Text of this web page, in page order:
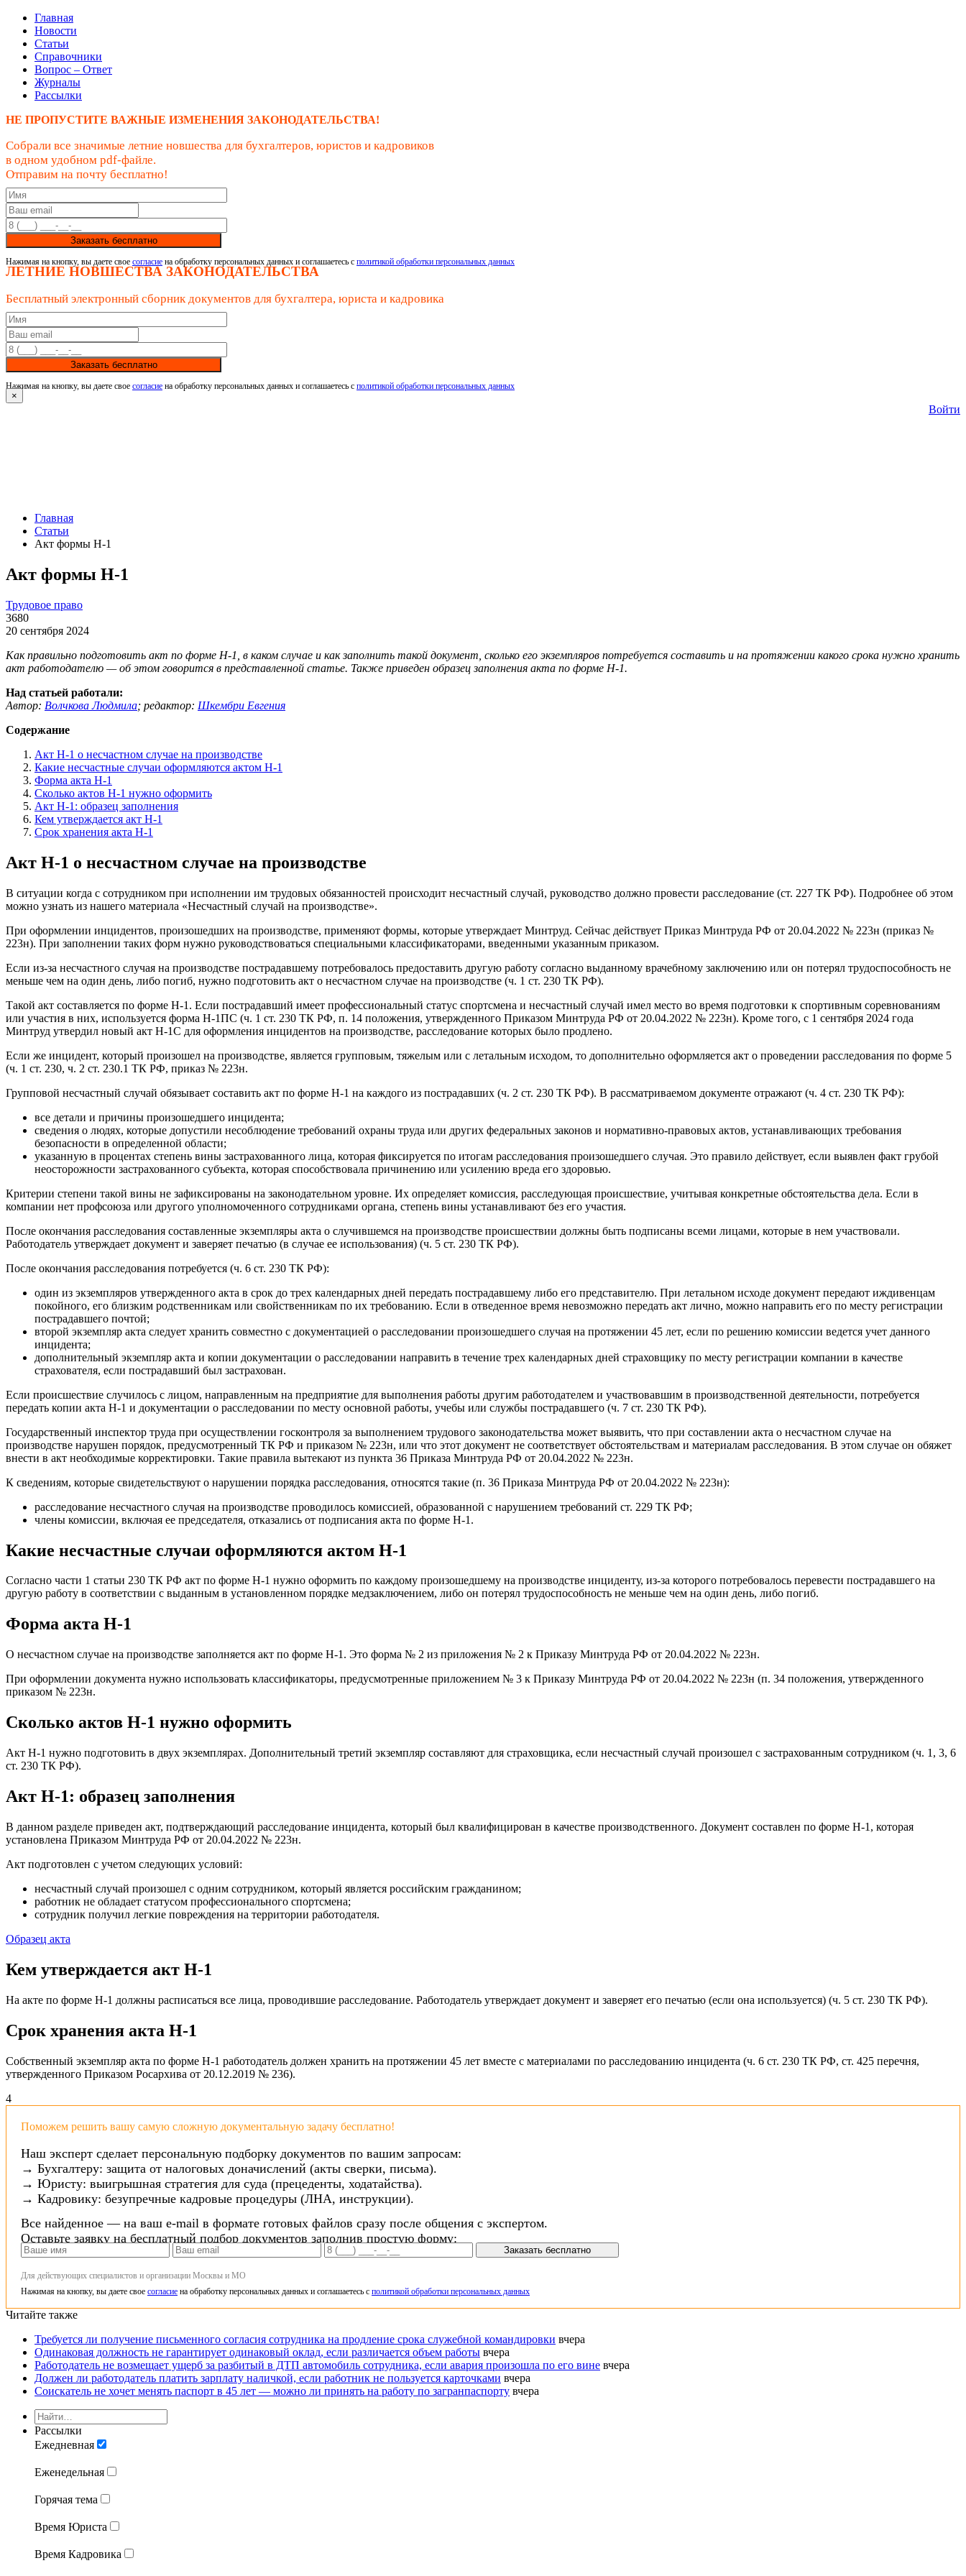
Главная
Новости
Статьи
Справочники
Вопрос – Ответ
Журналы
Рассылки
НЕ ПРОПУСТИТЕ ВАЖНЫЕ ИЗМЕНЕНИЯ ЗАКОНОДАТЕЛЬСТВА!
Собрали все значимые летние новшества для бухгалтеров, юристов и кадровиков
в одном удобном pdf-файле.
Отправим на почту бесплатно!
Заказать бесплатно
Нажимая на кнопку, вы даете свое согласие на обработку персональных данных и соглашаетесь с политикой обработки персональных данных
ЛЕТНИЕ НОВШЕСТВА ЗАКОНОДАТЕЛЬСТВА
Бесплатный электронный сборник документов для бухгалтера, юриста и кадровика
Заказать бесплатно
Нажимая на кнопку, вы даете свое согласие на обработку персональных данных и соглашаетесь с политикой обработки персональных данных
×
Войти
Главная
Статьи
Акт формы Н-1
Акт формы Н-1
Трудовое право
3680
20 сентября 2024
Как правильно подготовить акт по форме Н-1, в каком случае и как заполнить такой документ, сколько его экземпляров потребуется составить и на протяжении какого срока нужно хранить
акт работодателю — об этом говорится в представленной статье. Также приведен образец заполнения акта по форме Н-1.
Над статьей работали:
Автор: Волчкова Людмила; редактор: Шкембри Евгения
Содержание
Акт Н-1 о несчастном случае на производстве
Какие несчастные случаи оформляются актом Н-1
Форма акта Н-1
Сколько актов Н-1 нужно оформить
Акт Н-1: образец заполнения
Кем утверждается акт Н-1
Срок хранения акта Н-1
Акт Н-1 о несчастном случае на производстве
В ситуации когда с сотрудником при исполнении им трудовых обязанностей происходит несчастный случай, руководство должно провести расследование (ст. 227 ТК РФ). Подробнее об этом
можно узнать из нашего материала «Несчастный случай на производстве».
При оформлении инцидентов, произошедших на производстве, применяют формы, которые утверждает Минтруд. Сейчас действует Приказ Минтруда РФ от 20.04.2022 № 223н (приказ №
223н). При заполнении таких форм нужно руководствоваться специальными классификаторами, введенными указанным приказом.
Если из-за несчастного случая на производстве пострадавшему потребовалось предоставить другую работу согласно выданному врачебному заключению или он потерял трудоспособность не
меньше чем на один день, либо погиб, нужно подготовить акт о несчастном случае на производстве (ч. 1 ст. 230 ТК РФ).
Такой акт составляется по форме Н-1. Если пострадавший имеет профессиональный статус спортсмена и несчастный случай имел место во время подготовки к спортивным соревнованиям
или участия в них, используется форма Н-1ПС (ч. 1 ст. 230 ТК РФ, п. 14 положения, утвержденного Приказом Минтруда РФ от 20.04.2022 № 223н). Кроме того, с 1 сентября 2024 года
Минтруд утвердил новый акт Н-1С для оформления инцидентов на производстве, расследование которых было продлено.
Если же инцидент, который произошел на производстве, является групповым, тяжелым или с летальным исходом, то дополнительно оформляется акт о проведении расследования по форме 5
(ч. 1 ст. 230, ч. 2 ст. 230.1 ТК РФ, приказ № 223н.
Групповой несчастный случай обязывает составить акт по форме Н-1 на каждого из пострадавших (ч. 2 ст. 230 ТК РФ). В рассматриваемом документе отражают (ч. 4 ст. 230 ТК РФ):
все детали и причины произошедшего инцидента;
сведения о людях, которые допустили несоблюдение требований охраны труда или других федеральных законов и нормативно-правовых актов, устанавливающих требования
безопасности в определенной области;
указанную в процентах степень вины застрахованного лица, которая фиксируется по итогам расследования произошедшего случая. Это правило действует, если выявлен факт грубой
неосторожности застрахованного субъекта, которая способствовала причинению или усилению вреда его здоровью.
Критерии степени такой вины не зафиксированы на законодательном уровне. Их определяет комиссия, расследующая происшествие, учитывая конкретные обстоятельства дела. Если в
компании нет профсоюза или другого уполномоченного сотрудниками органа, степень вины устанавливают без его участия.
После окончания расследования составленные экземпляры акта о случившемся на производстве происшествии должны быть подписаны всеми лицами, которые в нем участвовали.
Работодатель утверждает документ и заверяет печатью (в случае ее использования) (ч. 5 ст. 230 ТК РФ).
После окончания расследования потребуется (ч. 6 ст. 230 ТК РФ):
один из экземпляров утвержденного акта в срок до трех календарных дней передать пострадавшему либо его представителю. При летальном исходе документ передают иждивенцам
покойного, его близким родственникам или свойственникам по их требованию. Если в отведенное время невозможно передать акт лично, можно направить его по месту регистрации
пострадавшего почтой;
второй экземпляр акта следует хранить совместно с документацией о расследовании произошедшего случая на протяжении 45 лет, если по решению комиссии ведется учет данного
инцидента;
дополнительный экземпляр акта и копии документации о расследовании направить в течение трех календарных дней страховщику по месту регистрации компании в качестве
страхователя, если пострадавший был застрахован.
Если происшествие случилось с лицом, направленным на предприятие для выполнения работы другим работодателем и участвовавшим в производственной деятельности, потребуется
передать копии акта Н-1 и документации о расследовании по месту основной работы, учебы или службы пострадавшего (ч. 7 ст. 230 ТК РФ).
Государственный инспектор труда при осуществлении госконтроля за выполнением трудового законодательства может выявить, что при составлении акта о несчастном случае на
производстве нарушен порядок, предусмотренный ТК РФ и приказом № 223н, или что этот документ не соответствует обстоятельствам и материалам расследования. В этом случае он обяжет
внести в акт необходимые корректировки. Такие правила вытекают из пункта 36 Приказа Минтруда РФ от 20.04.2022 № 223н.
К сведениям, которые свидетельствуют о нарушении порядка расследования, относятся такие (п. 36 Приказа Минтруда РФ от 20.04.2022 № 223н):
расследование несчастного случая на производстве проводилось комиссией, образованной с нарушением требований ст. 229 ТК РФ;
члены комиссии, включая ее председателя, отказались от подписания акта по форме Н-1.
Какие несчастные случаи оформляются актом Н-1
Согласно части 1 статьи 230 ТК РФ акт по форме Н-1 нужно оформить по каждому произошедшему на производстве инциденту, из-за которого потребовалось перевести пострадавшего на
другую работу в соответствии с выданным в установленном порядке медзаключением, либо он потерял трудоспособность не меньше чем на один день, либо погиб.
Форма акта Н-1
О несчастном случае на производстве заполняется акт по форме Н-1. Это форма № 2 из приложения № 2 к Приказу Минтруда РФ от 20.04.2022 № 223н.
При оформлении документа нужно использовать классификаторы, предусмотренные приложением № 3 к Приказу Минтруда РФ от 20.04.2022 № 223н (п. 34 положения, утвержденного
приказом № 223н.
Сколько актов Н-1 нужно оформить
Акт Н-1 нужно подготовить в двух экземплярах. Дополнительный третий экземпляр составляют для страховщика, если несчастный случай произошел с застрахованным сотрудником (ч. 1, 3, 6
ст. 230 ТК РФ).
Акт Н-1: образец заполнения
В данном разделе приведен акт, подтверждающий расследование инцидента, который был квалифицирован в качестве производственного. Документ составлен по форме Н-1, которая
установлена Приказом Минтруда РФ от 20.04.2022 № 223н.
Акт подготовлен с учетом следующих условий:
несчастный случай произошел с одним сотрудником, который является российским гражданином;
работник не обладает статусом профессионального спортсмена;
сотрудник получил легкие повреждения на территории работодателя.
Образец акта
Кем утверждается акт Н-1
На акте по форме Н-1 должны расписаться все лица, проводившие расследование. Работодатель утверждает документ и заверяет его печатью (если она используется) (ч. 5 ст. 230 ТК РФ).
Срок хранения акта Н-1
Собственный экземпляр акта по форме Н-1 работодатель должен хранить на протяжении 45 лет вместе с материалами по расследованию инцидента (ч. 6 ст. 230 ТК РФ, ст. 425 перечня,
утвержденного Приказом Росархива от 20.12.2019 № 236).
4
Поможем решить вашу самую сложную документальную задачу бесплатно!
Наш эксперт сделает персональную подборку документов по вашим запросам:
→ Бухгалтеру: защита от налоговых доначислений (акты сверки, письма).
→ Юристу: выигрышная стратегия для суда (прецеденты, ходатайства).
→ Кадровику: безупречные кадровые процедуры (ЛНА, инструкции).
Все найденное — на ваш e-mail в формате готовых файлов сразу после общения с экспертом.
Оставьте заявку на бесплатный подбор документов заполнив простую форму:
Заказать бесплатно
Для действующих специалистов и организации Москвы и МО
Нажимая на кнопку, вы даете свое согласие на обработку персональных данных и соглашаетесь с политикой обработки персональных данных
Читайте также
Требуется ли получение письменного согласия сотрудника на продление срока служебной командировки вчера
Одинаковая должность не гарантирует одинаковый оклад, если различается объем работы вчера
Работодатель не возмещает ущерб за разбитый в ДТП автомобиль сотрудника, если авария произошла по его вине вчера
Должен ли работодатель платить зарплату наличкой, если работник не пользуется карточками вчера
Соискатель не хочет менять паспорт в 45 лет — можно ли принять на работу по загранпаспорту вчера
Рассылки
Ежедневная
Еженедельная
Горячая тема
Время Юриста
Время Кадровика